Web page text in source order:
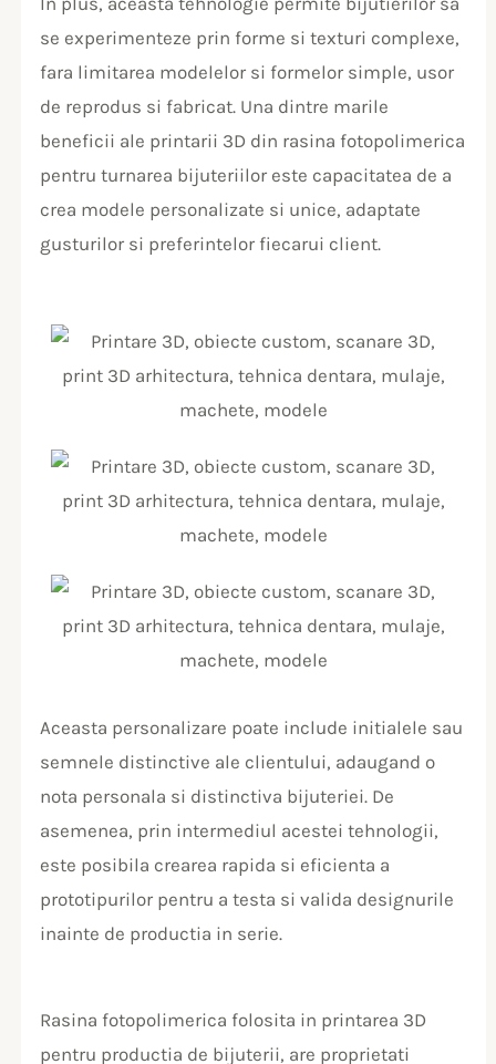
se experimenteze prin forme si texturi complexe,
fara limitarea modelelor si formelor simple, usor
de reprodus si fabricat. Una dintre marile
beneficii ale printarii 3D din rasina fotopolimerica
pentru turnarea bijuteriilor este capacitatea de a
crea modele personalizate si unice, adaptate
gusturilor si preferintelor fiecarui client.
Aceasta personalizare poate include initialele sau
semnele distinctive ale clientului, adaugand o
nota personala si distinctiva bijuteriei. De
asemenea, prin intermediul acestei tehnologii,
este posibila crearea rapida si eficienta a
prototipurilor pentru a testa si valida designurile
inainte de productia in serie.
Rasina fotopolimerica folosita in printarea 3D
pentru productia de bijuterii, are proprietati